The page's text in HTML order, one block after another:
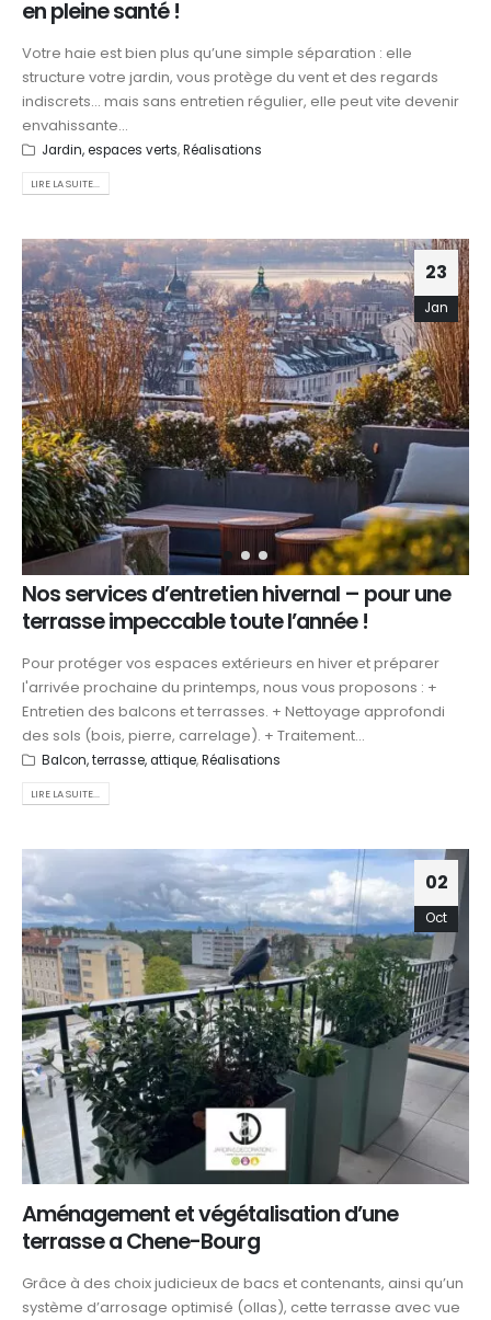
en pleine santé !
Votre haie est bien plus qu’une simple séparation : elle
structure votre jardin, vous protège du vent et des regards
indiscrets… mais sans entretien régulier, elle peut vite devenir
envahissante...
Jardin, espaces verts,Réalisations
LIRE LA SUITE...
23
Jan
Nos services d’entretien hivernal – pour une
terrasse impeccable toute l’année !
Pour protéger vos espaces extérieurs en hiver et préparer
l'arrivée prochaine du printemps, nous vous proposons : +
Entretien des balcons et terrasses. + Nettoyage approfondi
des sols (bois, pierre, carrelage). + Traitement...
Balcon, terrasse, attique,Réalisations
LIRE LA SUITE...
02
Oct
Aménagement et végétalisation d’une
terrasse a Chene-Bourg
Grâce à des choix judicieux de bacs et contenants, ainsi qu’un
système d’arrosage optimisé (ollas), cette terrasse avec vue